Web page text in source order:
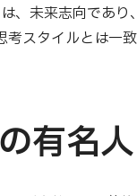
、未来志向であ
スタイルとは一致
有名